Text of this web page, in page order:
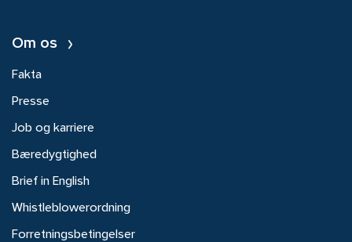
Om os
Fakta
Presse
Job og karriere
Bæredygtighed
Brief in English
Whistleblowerordning
Forretningsbetingelser